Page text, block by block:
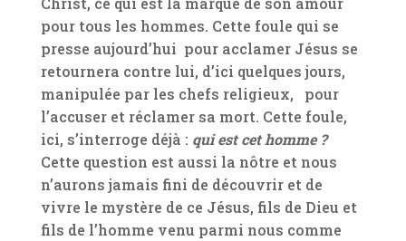
pour tous les hommes. Cette foule qui se
presse aujourd’hui pour acclamer Jésus se
retournera contre lui, d’ici quelques jours,
manipulée par les chefs religieux, pour
l’accuser et réclamer sa mort. Cette foule,
ici, s’interroge déjà : qui est cet homme ?
Cette question est aussi la nôtre et nous
n’aurons jamais fini de découvrir et de
vivre le mystère de ce Jésus, fils de Dieu et
fils de l’homme venu parmi nous comme